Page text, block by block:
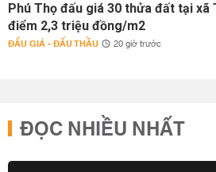
Phú Thọ đấu giá 30 thửa đất tại xã
điểm 2,3 triệu đồng/m2
ĐẤU GIÁ - ĐẤU THẦU 20 giờ trước
ĐỌC NHIỀU NHẤT